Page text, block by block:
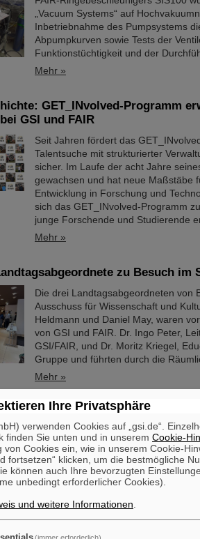
„Vacuum Systems“ auf
Inbetriebnahme des Pumpsystems
Abpumpkurven sowie Tests der
Funktionstüchtigkeit und der
Mehr »
GET_INvolved-Programm
GSI und FAIR
Seit Jahren fördert das
Talentsuche mit strukturierter
sicher. Im Laufe der acht Jahre
gewachsen und hat neue Maßstäbe
Entwicklung in Forschung und
sich das GET_INvolved-Programm
junge Forschende und Studierende
Mehr »
zu Besuch im
Die drei Landtagsabgeordneten von
Ausschuss für Wissenschaft und
Heldmann und Daniel May, waren
von GSI und FAIR. Dr. Ingo Peter,
GSI/FAIR, und Dr. Moritz Kriegel,
Gruppe und führten durch die
Mehr »
mobile Recruiting-Kampagne:
für Jobangebote
Wer derzeit in Darmstadt oder im
einen Blick auf sie geworfen: Seit
großflächiger Werbung für das GSI
und die internationale
gestalteten Fahrzeuge machen im
beruflichen Möglichkeiten bei GSI
Ihre Privatsphäre
verwenden Cookies auf „gsi.de“.
finden Sie unten und in unserem Cookie-
von Cookies ein, wie in unserem Cookie-
fortsetzen“ klicken, um die bestmögliche
können auch Ihre bevorzugten
unbedingt erforderlicher Cookies).
und weitere Informationen
(immer erforderlich)